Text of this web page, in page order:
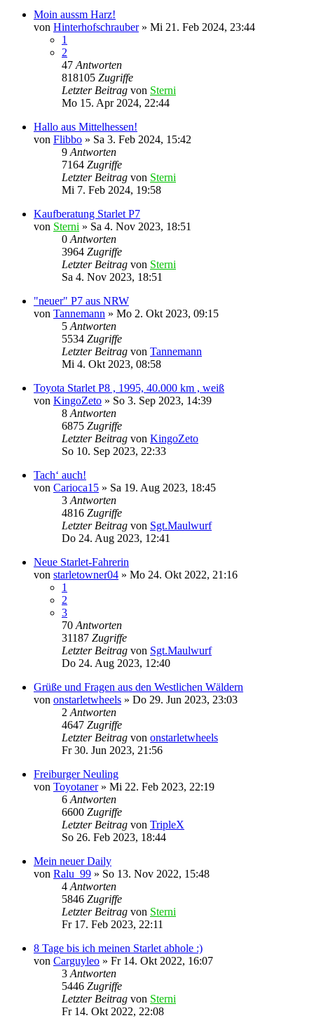
Moin aussm Harz!
von Hinterhofschrauber» Mi 21. Feb 2024, 23:44
1
2
47 Antworten
818105 Zugriffe
Letzter Beitrag von Sterni
Mo 15. Apr 2024, 22:44
Hallo aus Mittelhessen!
von Flibbo » Sa 3. Feb 2024, 15:42
9 Antworten
7164 Zugriffe
Letzter Beitrag von Sterni
Mi 7. Feb 2024, 19:58
Kaufberatung Starlet P7
von Sterni » Sa 4. Nov 2023, 18:51
0 Antworten
3964 Zugriffe
Letzter Beitrag von Sterni
Sa 4. Nov 2023, 18:51
"neuer" P7 aus NRW
von Tannemann » Mo 2. Okt 2023, 09:15
5 Antworten
5534 Zugriffe
Letzter Beitrag von Tannemann
Mi 4. Okt 2023, 08:58
Toyota Starlet P8 , 1995, 40.000 km , weiß
von KingoZeto » So 3. Sep 2023, 14:39
8 Antworten
6875 Zugriffe
Letzter Beitrag von KingoZeto
So 10. Sep 2023, 22:33
Tach‘ auch!
von Carioca15 » Sa 19. Aug 2023, 18:45
3 Antworten
4816 Zugriffe
Letzter Beitrag von Sgt.Maulwurf
Do 24. Aug 2023, 12:41
Neue Starlet-Fahrerin
von starletowner04 » Mo 24. Okt 2022, 21:16
1
2
3
70 Antworten
31187 Zugriffe
Letzter Beitrag von Sgt.Maulwurf
Do 24. Aug 2023, 12:40
Grüße und Fragen aus den Westlichen Wäldern
von onstarletwheels » Do 29. Jun 2023, 23:03
2 Antworten
4647 Zugriffe
Letzter Beitrag von onstarletwheels
Fr 30. Jun 2023, 21:56
Freiburger Neuling
von Toyotaner» Mi 22. Feb 2023, 22:19
6 Antworten
6600 Zugriffe
Letzter Beitrag von TripleX
So 26. Feb 2023, 18:44
Mein neuer Daily
von Ralu_99 » So 13. Nov 2022, 15:48
4 Antworten
5846 Zugriffe
Letzter Beitrag von Sterni
Fr 17. Feb 2023, 22:11
8 Tage bis ich meinen Starlet abhole :)
von Carguyleo » Fr 14. Okt 2022, 16:07
3 Antworten
5446 Zugriffe
Letzter Beitrag von Sterni
Fr 14. Okt 2022, 22:08